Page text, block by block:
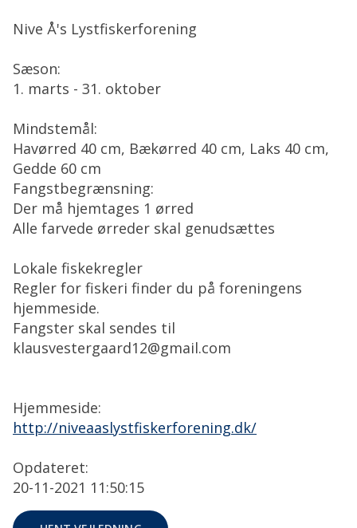
Nive Å's Lystfiskerforening
Sæson:
1. marts - 31. oktober
Mindstemål:
Havørred 40 cm, Bækørred 40 cm, Laks 40 cm,
Gedde 60 cm
Fangstbegrænsning:
Der må hjemtages 1 ørred
Alle farvede ørreder skal genudsættes
Lokale fiskekregler
Regler for fiskeri finder du på foreningens
hjemmeside.
Fangster skal sendes til
klausvestergaard12@gmail.com
Hjemmeside:
http://niveaaslystfiskerforening.dk/
Opdateret:
20-11-2021 11:50:15